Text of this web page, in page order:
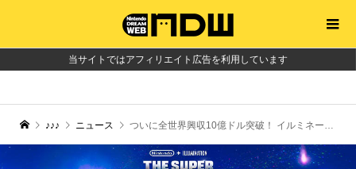
当サイトではアフィリエイト広告を利用しています
♪♪♪ ニュース ついに全世界興収10億ドル突破！ イルミネーション作品の歴代TOP2をマリオが独占！映画「ザ・スーパーマリオギャラクシー・ムービー」